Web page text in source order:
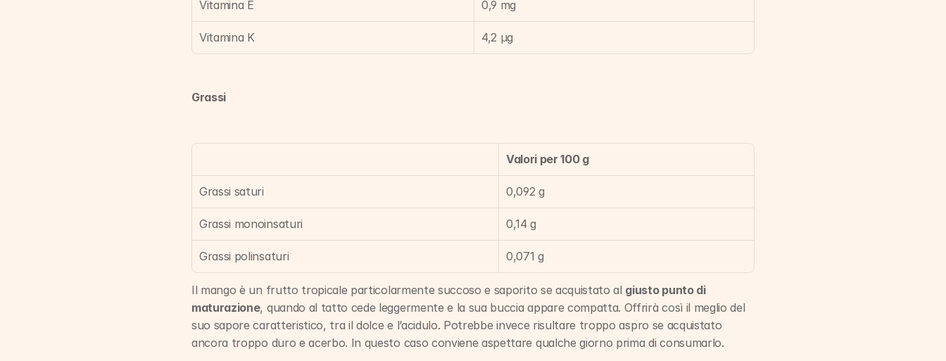
Vitamina E 0,9 mg
Vitamina K 4,2 µg
Grassi
Valori per 100 g
Grassi saturi 0,092 g
Grassi monoinsaturi 0,14 g
Grassi polinsaturi 0,071 g
Il mango è un frutto tropicale particolarmente succoso e saporito se acquistato al giusto punto di
maturazione, quando al tatto cede leggermente e la sua buccia appare compatta. Offrirà così il meglio del
suo sapore caratteristico, tra il dolce e l’acidulo. Potrebbe invece risultare troppo aspro se acquistato
ancora troppo duro e acerbo. In questo caso conviene aspettare qualche giorno prima di consumarlo.